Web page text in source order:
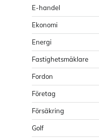
E-handel
Ekonomi
Energi
Fastighetsmäklare
Fordon
Företag
Försäkring
Golf